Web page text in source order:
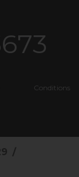
Conditions